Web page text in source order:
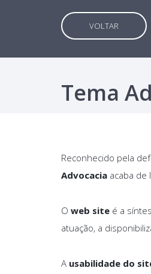
VOLTAR
Tema
Reconhecido pela
Advocacia acaba de
O web site é a
atuação, a
A usabilidade do